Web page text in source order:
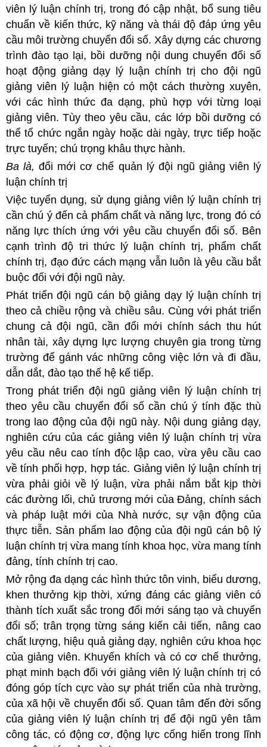
viên lý luận chính trị, trong đó cập nhật, bổ sung tiêu
chuẩn về kiến thức, kỹ năng và thái độ đáp ứng yêu
cầu môi trường chuyển đổi số. Xây dựng các chương
trình đào tạo lại, bồi dưỡng nội dung chuyển đổi số
hoạt động giảng dạy lý luận chính trị cho đội ngũ
giảng viên lý luận hiện có một cách thường xuyên,
với các hình thức đa dạng, phù hợp với từng loại
giảng viên. Tùy theo yêu cầu, các lớp bồi dưỡng có
thể tổ chức ngắn ngày hoặc dài ngày, trực tiếp hoặc
trực tuyến; chú trọng khâu thực hành.
Ba là,đổi mới cơ chế quản lý đội ngũ giảng viên lý
luận chính trị
Việc tuyển dụng, sử dụng giảng viên lý luận chính trị
cần chú ý đến cả phẩm chất và năng lực, trong đó có
năng lực thích ứng với yêu cầu chuyển đổi số. Bên
cạnh trình độ tri thức lý luận chính trị, phẩm chất
chính trị, đạo đức cách mạng vẫn luôn là yêu cầu bắt
buộc đối với đội ngũ này.
Phát triển đội ngũ cán bộ giảng dạy lý luận chính trị
theo cả chiều rộng và chiều sâu. Cùng với phát triển
chung cả đội ngũ, cần đổi mới chính sách thu hút
nhân tài, xây dựng lực lượng chuyên gia trong từng
trường để gánh vác những công việc lớn và đi đầu,
dẫn dắt, đào tạo thế hệ kế tiếp.
Trong phát triển đội ngũ giảng viên lý luận chính trị
theo yêu cầu chuyển đổi số cần chú ý tính đặc thù
trong lao động của đội ngũ này. Nội dung giảng dạy,
nghiên cứu của các giảng viên lý luận chính trị vừa
yêu cầu nêu cao tính độc lập cao, vừa yêu cầu cao
về tính phối hợp, hợp tác. Giảng viên lý luận chính trị
vừa phải giỏi về lý luận, vừa phải nắm bắt kịp thời
các đường lối, chủ trương mới của Đảng, chính sách
và pháp luật mới của Nhà nước, sự vận động của
thực tiễn. Sản phẩm lao động của đội ngũ cán bộ lý
luận chính trị vừa mang tính khoa học, vừa mang tính
đảng, tính chính trị cao.
Mở rộng đa dạng các hình thức tôn vinh, biểu dương,
khen thưởng kịp thời, xứng đáng các giảng viên có
thành tích xuất sắc trong đổi mới sáng tạo và chuyển
đổi số; trân trọng từng sáng kiến cải tiến, nâng cao
chất lượng, hiệu quả giảng dạy, nghiên cứu khoa học
của giảng viên. Khuyến khích và có cơ chế thưởng,
phạt minh bạch đối với giảng viên lý luận chính trị có
đóng góp tích cực vào sự phát triển của nhà trường,
của xã hội về chuyển đổi số. Quan tâm đến đời sống
của giảng viên lý luận chính trị để đội ngũ yên tâm
công tác, có động cơ, động lực cống hiến trong lĩnh